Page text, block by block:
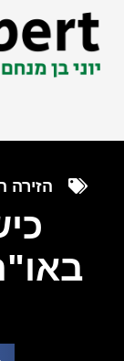
הזירה